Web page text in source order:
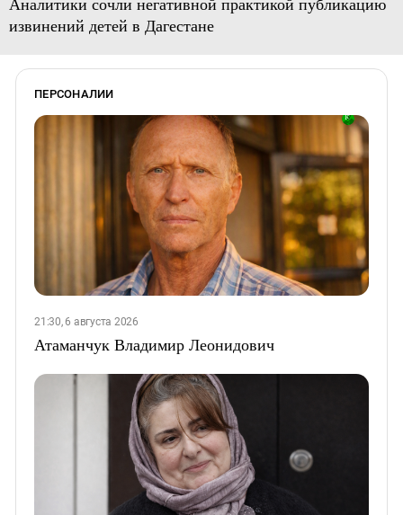
извинений детей в Дагестане
ПЕРСОНАЛИИ
21:30, 6 августа 2026
Атаманчук Владимир Леонидович